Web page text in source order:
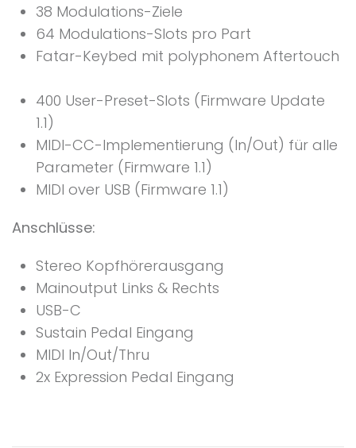
38 Modulations-Ziele
64 Modulations-Slots pro Part
Fatar-Keybed mit polyphonem Aftertouch
400 User-Preset-Slots (Firmware Update
1.1)
MIDI-CC-Implementierung (In/Out) für alle
Parameter (Firmware 1.1)
MIDI over USB (Firmware 1.1)
Anschlüsse:
Stereo Kopfhörerausgang
Mainoutput Links & Rechts
USB-C
Sustain Pedal Eingang
MIDI In/Out/Thru
2x Expression Pedal Eingang